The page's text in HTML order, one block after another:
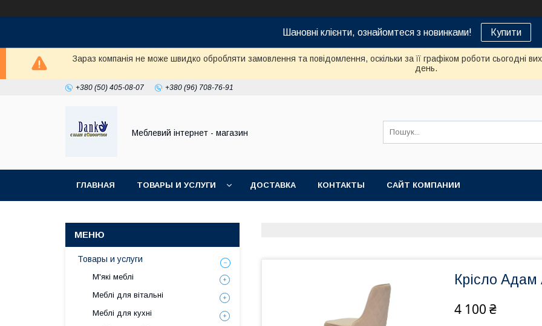
Шановні клієнти, ознайомтеся з новинками! Купити
Зараз компанія не може швидко обробляти замовлення та повідомлення, оскільки за її графіком роботи сьогодні
день.
+380 (50) 405-08-07 +380 (96) 708-76-91
Меблевий інтернет - магазин
ГЛАВНАЯ ТОВАРЫ И УСЛУГИ ДОСТАВКА КОНТАКТЫ САЙТ КОМПАНИИ
Крісло
4 100 ₴
Товары и услуги
М'які меблі
Меблі для вітальні
Меблі для кухні